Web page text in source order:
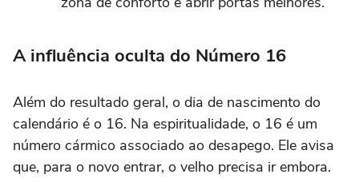
A influência oculta do Número 16
Além do resultado geral, o dia de nascimento do
calendário é o 16. Na espiritualidade, o 16 é um
número cármico associado ao desapego. Ele avisa
que, para o novo entrar, o velho precisa ir embora.